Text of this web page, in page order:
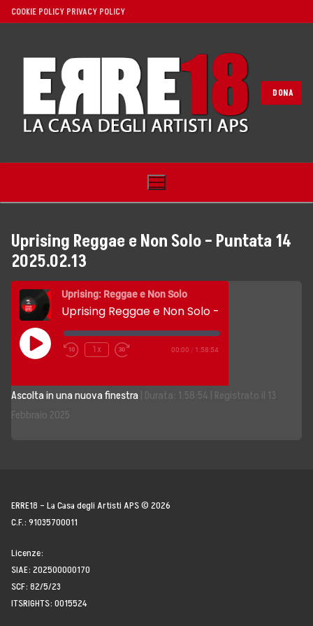
VaiCOOKIE POLICY PRIVACY POLICY
DONA
Home
Noi
Storia, Mission e Vision
Direttivo
Blogger
Attività
Uprising Reggae e Non Solo – Puntata 14
2025.02.13
Uprising: Reggae e Non Solo
Play
Episode
1x 00:00 / 1:58:54
Ascolta in una nuova finestra Durata: 1:58:54 Registrato il 13
Febbraio 2025
ERRE18 – La Casa degli Artisti APS © 2026
C.F.: 91035700011
Licenze:
SIAE: 202500000170
SCF: 82/5/23
ITSRIGHTS: 0015524